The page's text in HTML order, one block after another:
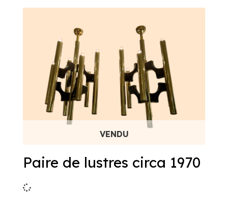
Paire de lustres circa 1970